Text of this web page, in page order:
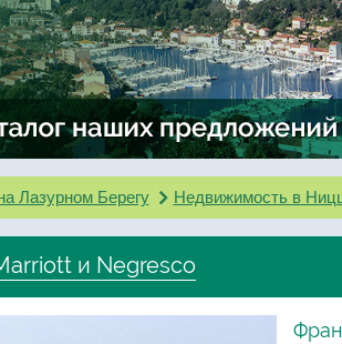
Лазурном Берегу Недвижимость в
и Negresco